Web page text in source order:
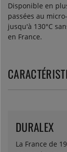
Disponible en
passées au
jusqu'à 130°C
en France.
La France de
DURALEX